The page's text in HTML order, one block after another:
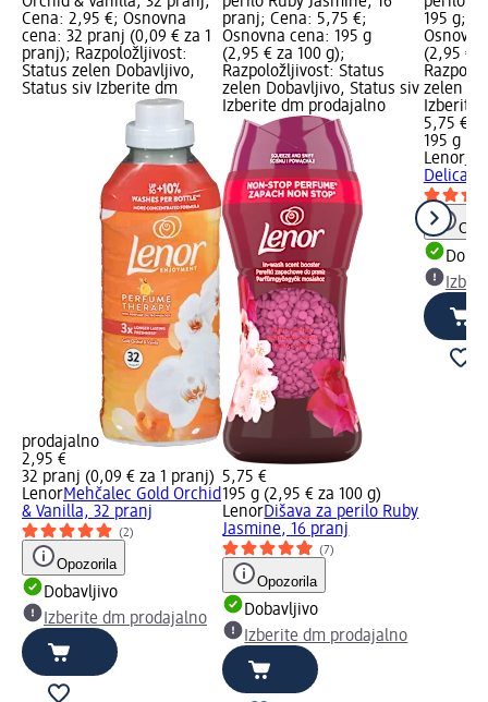
Cena: 2,95 €; Osnovna
cena: 32 pranj (0,09 € za 1
pranj); Razpoložljivost:
Status zelen Dobavljivo,
Status siv Izberite dm
prodajalno
2,95 €
32 pranj (0,09 € za 1 pranj)
LenorMehčalec Gold Orchid
& Vanilla, 32 pranj
(2)
Opozorila
Dobavljivo
Izberite dm prodajalno
pranj; Cena: 5,75 €;
Osnovna cena: 195 g
(2,95 € za 100 g);
Razpoložljivost: Status
zelen Dobavljivo, Status siv
Izberite dm prodajalno
5,75 €
195 g (2,95 € za 100 g)
LenorDišava za perilo Ruby
Jasmine, 16 pranj
(7)
Opozorila
Dobavljivo
Izberite dm prodajalno
195 g;
(2,95 €
zelen
Izberite
5,75 €
195 g
Lenor
Delicate